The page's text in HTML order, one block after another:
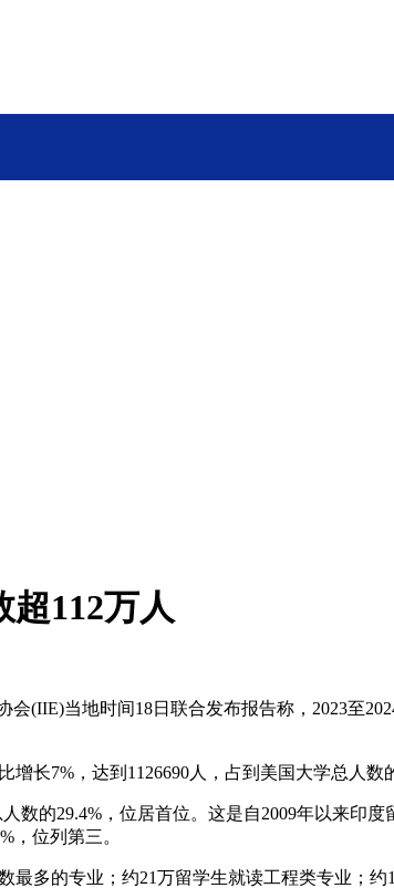
112万人
当地时间18日联合发布报告称，2023至
7%，达到1126690人，占到美国大学总人数的
的29.4%，位居首位。这是自2009年以来印
，位列第三。
的专业；约21万留学生就读工程类专业；约